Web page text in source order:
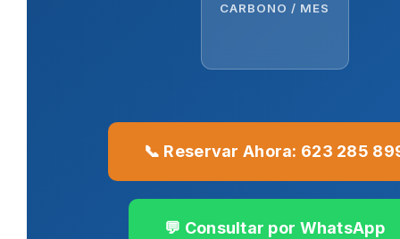
CARBONO / MES
📞 Reservar Ahora: 623 285
💬 Consultar por WhatsApp